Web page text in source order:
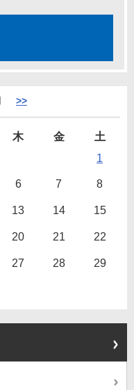
>>
木 金
土
1
6 7 8
13 14 15
20 21 22
27 28 29